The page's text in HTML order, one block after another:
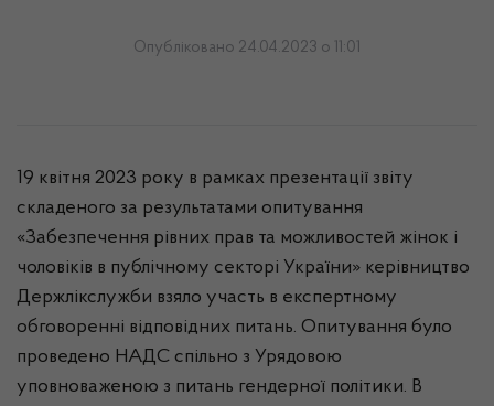
Опубліковано 24.04.2023 о 11:01
19 квітня 2023 року в рамках презентації звіту
складеного за результатами опитування
«Забезпечення рівних прав та можливостей жінок і
чоловіків в публічному секторі України» керівництво
Держлікслужби взяло участь в експертному
обговоренні відповідних питань. Опитування було
проведено НАДС спільно з Урядовою
уповноваженою з питань гендерної політики. В